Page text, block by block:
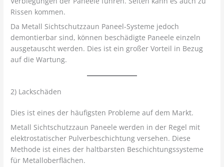
Rissen kommen.
Da Metall Sichtschutzzaun Paneel-Systeme jedoch
demontierbar sind, können beschädigte Paneele einzeln
ausgetauscht werden. Dies ist ein großer Vorteil in Bezug
auf die Wartung.
2) Lackschäden
Dies ist eines der häufigsten Probleme auf dem Markt.
Metall Sichtschutzzaun Paneele werden in der Regel mit
elektrostatischer Pulverbeschichtung versehen. Diese
Methode ist eines der haltbarsten Beschichtungssysteme
für Metalloberflächen.